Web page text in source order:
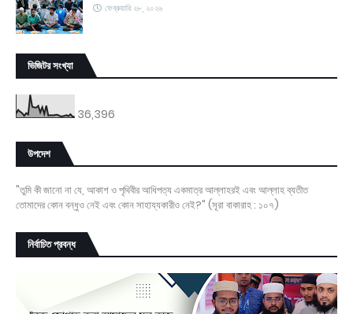
ফেব্রুয়ারি ২৮, ২০২৬
ভিজিটর সংখ্যা
36,396
উপদেশ
"তুমি কী জানো না যে, আকাশ ও পৃথিবীর আধিপত্য একমাত্র আল্লাহরই এবং আল্লাহ ব্যতীত
তোমাদের কোন বন্ধুও নেই এবং কোন সাহায্যকারীও নেই?" (সূরা বাকারাহ : ১০৭)
নির্বাচিত প্রবন্ধ